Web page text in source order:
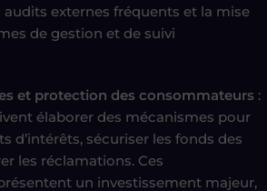
audits externes fréquents et la mise
de gestion et de suivi
et protection des consommateurs :
élaborer des mécanismes pour
d’intérêts, sécuriser les fonds des
les réclamations. Ces
un investissement majeur,